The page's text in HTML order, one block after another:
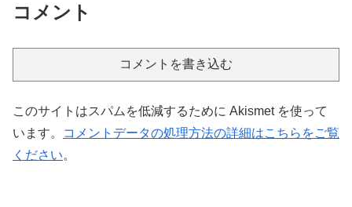
コメント
コメントを書き込む
このサイトはスパムを低減するために Akismet を使って
います。
コメントデータの処理方法の詳細はこちらをご覧
ください。